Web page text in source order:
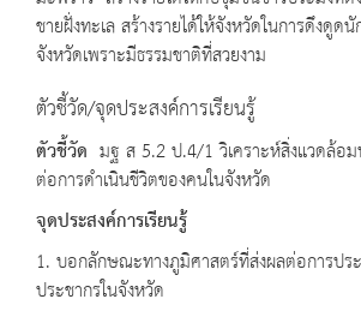
ชายฝั่งทะเล สร้างรายได้ให้จังหวัดในการดึงดูดนั
จังหวัดเพราะมีธรรมชาติที่สวยงาม
ตัวชี้วัด/จุดประสงค์การเรียนรู้
ตัวชี้วัด มฐ ส 5.2 ป.4/1 วิเคราะห์สิ่งแวดล้อ
ต่อการดำเนินชีวิตของคนในจังหวัด
จุดประสงค์การเรียนรู้
1. บอกลักษณะทางภูมิศาสตร์ที่ส่งผลต่อการป
ประชากรในจังหวัด